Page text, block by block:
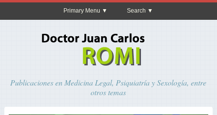
Primary Menu Search
Publicaciones en Medicina Legal, Psiquiatría y Sexología, entre
otros temas